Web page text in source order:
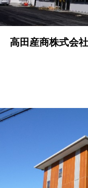
高田産商株式会社